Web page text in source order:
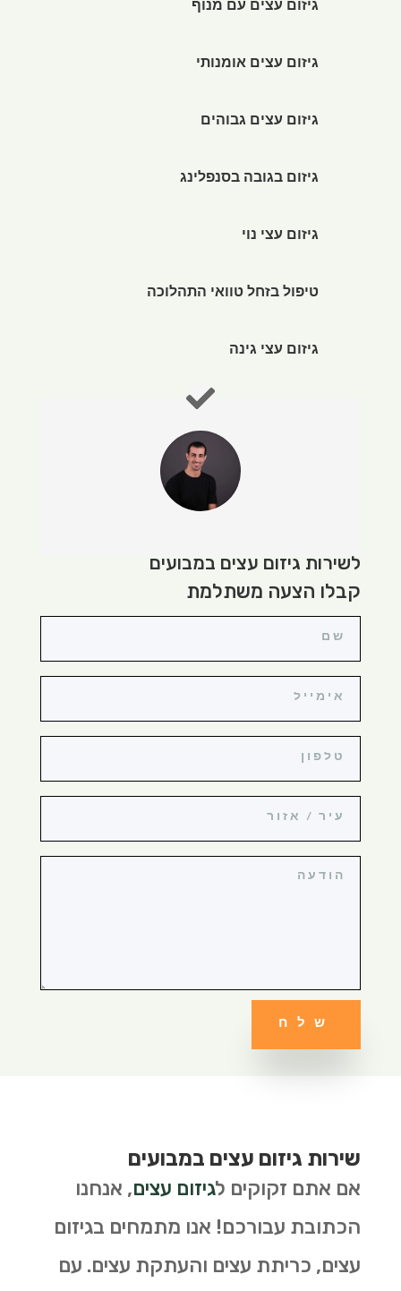
גיזום עצים עם מנוף
גיזום עצים אומנותי
גיזום עצים גבוהים
גיזום בגובה בסנפלינג
גיזום עצי נוי
טיפול בזחל טוואי התהלוכה
גיזום עצי גינה
לשירות גיזום עצים במבועים
קבלו הצעה משתלמת
שלח
שירות גיזום עצים במבועים
אם אתם זקוקים לגיזום עצים, אנחנו
הכתובת עבורכם! אנו מתמחים בגיזום
עצים, כריתת עצים והעתקת עצים. עם